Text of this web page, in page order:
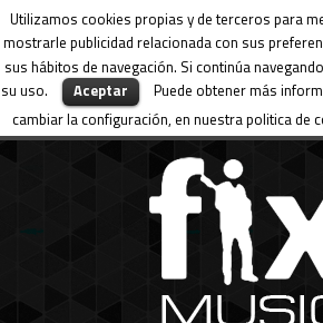
Utilizamos cookies propias y de terceros para
mostrarle publicidad relacionada con sus
sus hábitos de navegación. Si continúa
su uso.
Aceptar
Puede obtener más
cambiar la configuración, en nuestra politica de